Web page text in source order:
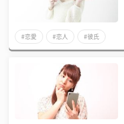
#恋愛 #恋人 #彼氏